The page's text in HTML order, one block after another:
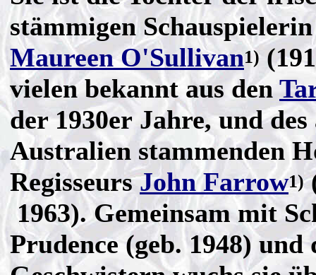
stämmigen Schauspielerin
Maureen O'Sullivan1)
vielen bekannt aus den
der 1930er Jahre, und des
Australien stammenden
RegisseursJohn Farrow1)
1963). Gemeinsam mit
Prudence (geb. 1948) und